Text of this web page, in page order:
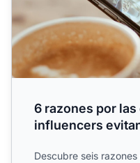
6 razones por las
influencers
Descubre seis